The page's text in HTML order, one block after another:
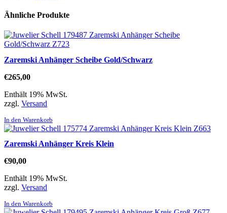
Ähnliche Produkte
Zaremski Anhänger Scheibe Gold/Schwarz
€265,00
Enthält 19% MwSt.
zzgl. Versand
In den Warenkorb
Zaremski Anhänger Kreis Klein
€90,00
Enthält 19% MwSt.
zzgl. Versand
In den Warenkorb